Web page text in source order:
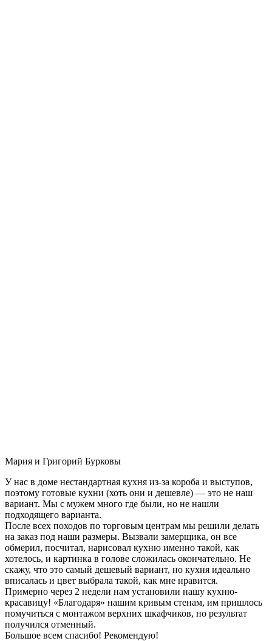
Мария и Григорий Бурковы
У нас в доме нестандартная кухня из-за короба и выступов,
поэтому готовые кухни (хоть они и дешевле) — это не наш
вариант. Мы с мужем много где были, но не нашли
подходящего варианта.
После всех походов по торговым центрам мы решили делать
на заказ под наши размеры. Вызвали замерщика, он все
обмерил, посчитал, нарисовал кухню именно такой, как
хотелось, и картинка в голове сложилась окончательно. Не
скажу, что это самый дешевый вариант, но кухня идеально
вписалась и цвет выбрала такой, как мне нравится.
Примерно через 2 недели нам установили нашу кухню-
красавицу! «Благодаря» нашим кривым стенам, им пришлось
помучиться с монтажом верхних шкафчиков, но результат
получился отменный.
Большое всем спасибо! Рекомендую!